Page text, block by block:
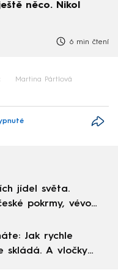
něco. Nikol
6 min čtení
Martina Pártlová
jídel světa.
pokrmy, vévodí
Jak rychle
skládá. A vločky